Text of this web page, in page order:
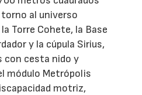
al universo
Torre Cohete, la Base
y la cúpula Sirius,
con cesta nido y
módulo Metrópolis
motriz,